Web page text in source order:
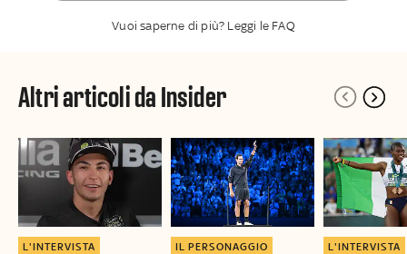
Vuoi saperne di più? Leggi le FAQ
Altri articoli da Insider
L'INTERVISTA IL PERSONAGGIO L'INTERVISTA